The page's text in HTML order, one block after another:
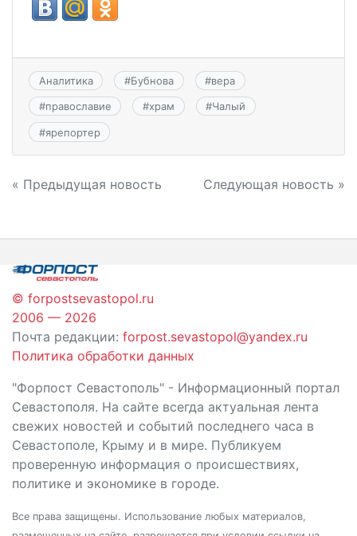
Аналитика #Бубнова #вера
#православие #храм #Чалый
#ярепортер
Навигация
записям
« Предыдущая новость Следующая новость »
© forpostsevastopol.ru
2006 — 2026
Почта редакции: forpost.sevastopol@yandex.ru
Политика обработки данных
"Форпост Севастополь" - Информационный портал
Севастополя. На сайте всегда актуальная лента
свежих новостей и событий последнего часа в
Севастополе, Крыму и в мире. Публикуем
проверенную информация о происшествиях,
политике и экономике в городе.
Все права защищены. Использование любых материалов,